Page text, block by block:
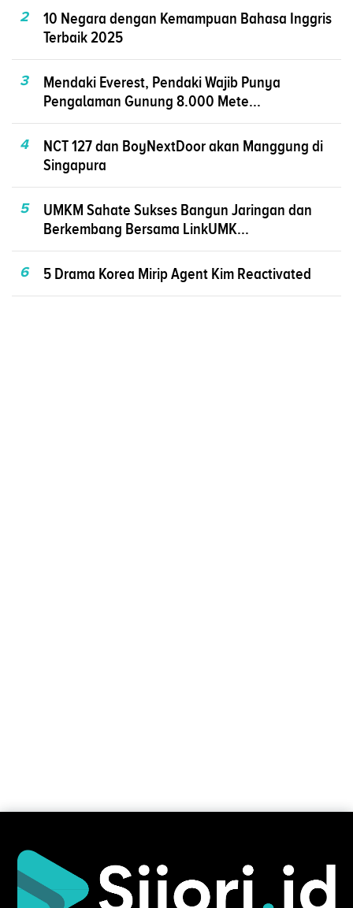
2
10 Negara dengan Kemampuan Bahasa Inggris
Terbaik 2025
3
Mendaki Everest, Pendaki Wajib Punya
Pengalaman Gunung 8.000 Mete...
4
NCT 127 dan BoyNextDoor akan Manggung di
Singapura
5
UMKM Sahate Sukses Bangun Jaringan dan
Berkembang Bersama LinkUMK...
6 5 Drama Korea Mirip Agent Kim Reactivated